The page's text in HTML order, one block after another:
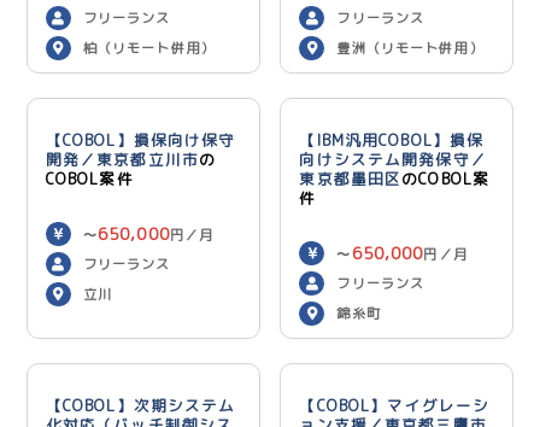
フリーランス
柏（リモート併用）
600,000 円／月
フリーランス
豊洲（リモート併用）
【COBOL】損保向け保守
開発／東京都立川市の
COBOL案件
〜650,000円／月
フリーランス
立川
【IBM汎用COBOL】損保
向けシステム開発保守／
東京都墨田区のCOBOL案
件
〜 650,000円／月
フリーランス
錦糸町
【COBOL】次期システム
【COBOL】マイグレーシ